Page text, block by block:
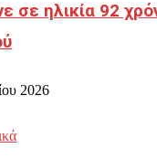
σε ηλικία 92
2026